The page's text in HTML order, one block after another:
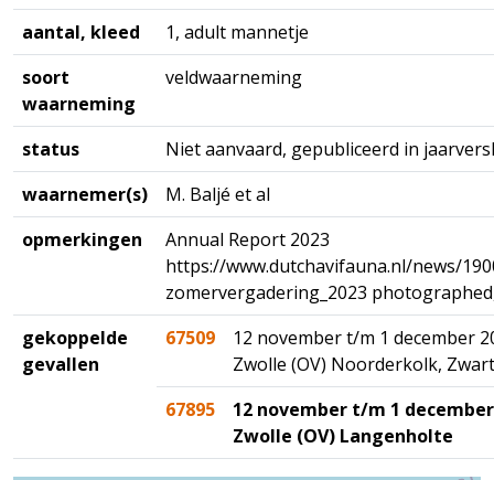
aantal, kleed
1, adult mannetje
soort
waarneming
veldwaarneming
status
Niet aanvaard, gepubliceerd in
waarnemer(s)
M. Baljé et al
opmerkingen
Annual Report 2023
https://www.dutchavifauna.nl/news/
zomervergadering_2023
gekoppelde
gevallen
67509
12 november t/m 1 december
Zwolle (OV) Noorderkolk,
67895
12 november t/m 1
Zwolle (OV) Langenholte